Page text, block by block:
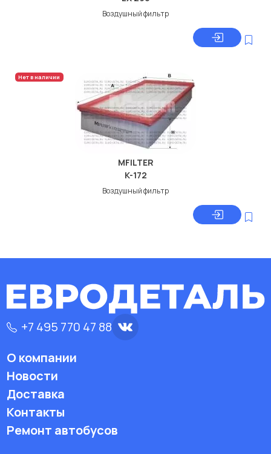
Воздушный фильтр
Нет в наличии
MFILTER
K-172
Воздушный фильтр
+7 495 770 47 88
О компании
Новости
Доставка
Контакты
Ремонт автобусов